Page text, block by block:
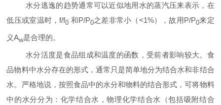
水分逃逸的趋势通常可以近似地用水的蒸汽压来表示，在
低压或室温时，f/f0 和P/P0之差非常小（<1%），故用P/P0来定
义Aw是合理的。
水分活度是食品组成和温度的函数，受前者影响较大。食
品物料中水分存在的形式，通常只是简单地分为结合水和非结合
水。严格地说，按照食品中的水分和物料的结合形式，可将物料
中的水分分为：化学结合水，物理化学结合水（包括吸附结合